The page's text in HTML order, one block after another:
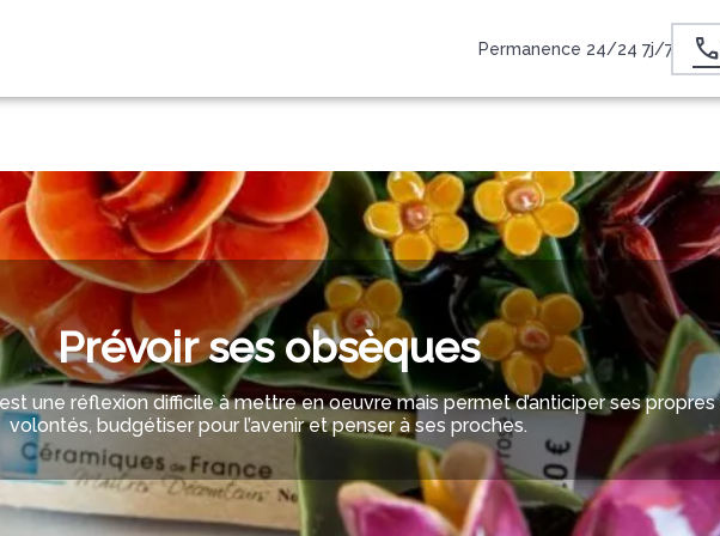
Permanence 24/24 7j/7
CHAMBRE
SERVICES AUX
FAMILLES
Prévoir ses obsèques
une réflexion difficile à mettre en oeuvre mais permet d’anticiper ses
volontés, budgétiser pour l’avenir et penser à ses proches.